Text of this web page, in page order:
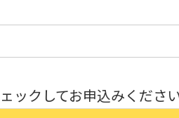
ックしてお申込みくださ